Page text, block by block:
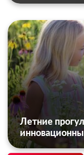
Летние